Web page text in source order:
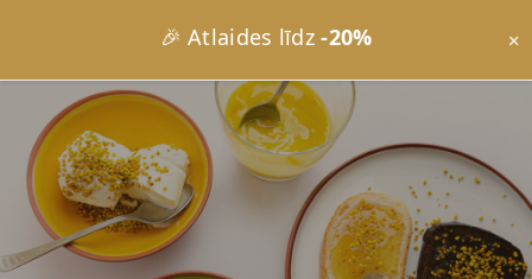
🎉 Atlaides līdz-20% ×